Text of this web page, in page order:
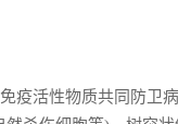
活性物质共同防卫病